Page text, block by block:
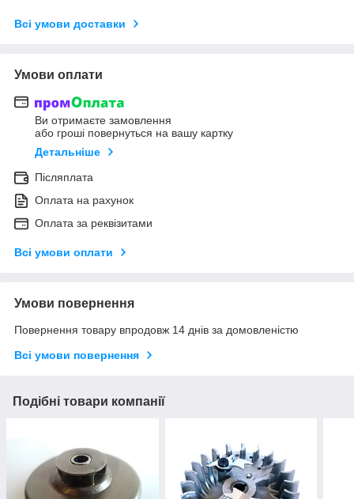
Всі умови доставки
Умови оплати
Ви отримаєте замовлення
або гроші повернуться на вашу картку
Детальніше
Післяплата
Оплата на рахунок
Оплата за реквізитами
Всі умови оплати
Умови повернення
Повернення товару впродовж 14 днів за домовленістю
Всі умови повернення
Подібні товари компанії